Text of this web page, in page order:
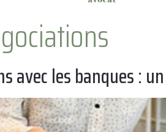
avec les banques :